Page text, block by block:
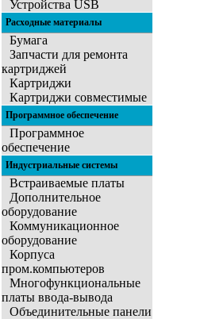
Устройства USB
Расходные материалы
Бумага
Запчасти для ремонта
картриджей
Картриджи
Картриджи совместимые
Программное обеспечение
Программное
обеспечение
Индустриальные системы
Встраиваемые платы
Дополнительное
оборудование
Коммуникационное
оборудование
Корпуса
пром.компьютеров
Многофункциональные
платы ввода-вывода
Объединительные панели